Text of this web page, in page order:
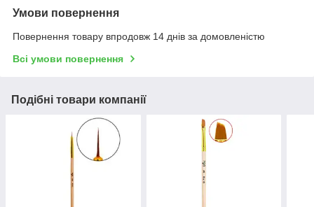
Умови повернення
Повернення товару впродовж 14 днів за домовленістю
Всі умови повернення
Подібні товари компанії